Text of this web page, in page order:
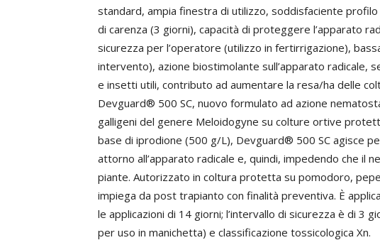
standard, ampia finestra di utilizzo, soddisfaciente
di carenza (3 giorni), capacità di proteggere l’apparato
sicurezza per l’operatore (utilizzo in fertirrigazione),
intervento), azione biostimolante sull’apparato radicale,
e insetti utili, contributo ad aumentare la resa/ha delle
Devguard® 500 SC, nuovo formulato ad azione
galligeni del genere Meloidogyne su colture ortive
base di iprodione (500 g/L), Devguard® 500 SC agisce
attorno all’apparato radicale e, quindi, impedendo che il
piante. Autorizzato in coltura protetta su pomodoro,
impiega da post trapianto con finalità preventiva. È
le applicazioni di 14 giorni; l’intervallo di sicurezza è di 3
per uso in manichetta) e classificazione tossicologica Xn.